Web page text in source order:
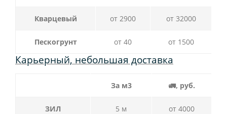
Кварцевый от 2900 от 32000
Пескогрунт от 40 от 1500
Карьерный, небольшая доставка
За м3 🚛, руб.
ЗИЛ 5 м от 4000